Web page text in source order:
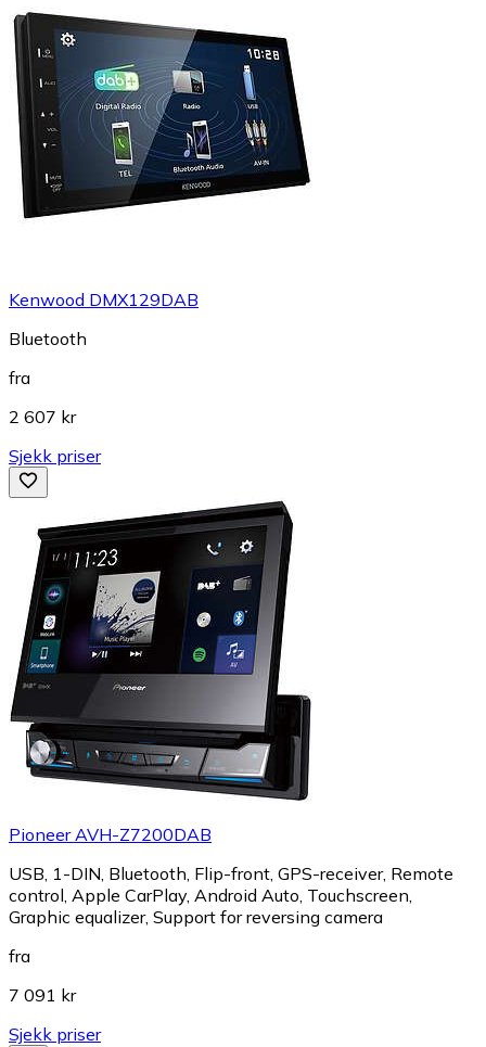
Kenwood DMX129DAB
Bluetooth
fra
2 607 kr
Sjekk priser
Pioneer AVH-Z7200DAB
USB, 1-DIN, Bluetooth, Flip-front, GPS-receiver, Remote
control, Apple CarPlay, Android Auto, Touchscreen,
Graphic equalizer, Support for reversing camera
fra
7 091 kr
Sjekk priser